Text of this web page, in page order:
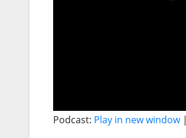
Podcast: Play in new window|